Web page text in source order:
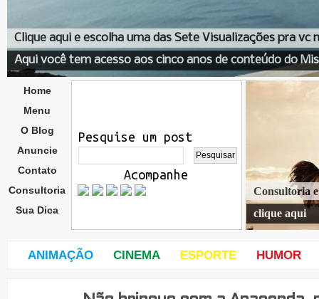
Clique aqui e escolha uma das Sete Visualizações pra vc
Aqui você tem acesso aos cinco anos de conteúdo do
Home
Menu
O Blog
Anuncie
Contato
Consultoria
Sua Dica
Pesquise um post
Acompanhe
Consultoria
clique aqui
ANIMAÇÃO CINEMA ESPORTE HUMOR